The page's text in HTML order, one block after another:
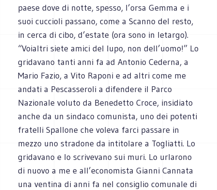
paese dove di notte, spesso, l’orsa Gemma e i
suoi cuccioli passano, come a Scanno del resto,
in cerca di cibo, d’estate (ora sono in letargo).
“Voialtri siete amici del lupo, non dell’uomo!” Lo
gridavano tanti anni fa ad Antonio Cederna, a
Mario Fazio, a Vito Raponi e ad altri come me
andati a Pescasseroli a difendere il Parco
Nazionale voluto da Benedetto Croce, insidiato
anche da un sindaco comunista, uno dei potenti
fratelli Spallone che voleva farci passare in
mezzo uno stradone da intitolare a Togliatti. Lo
gridavano e lo scrivevano sui muri. Lo urlarono
di nuovo a me e all’economista Gianni Cannata
una ventina di anni fa nel consiglio comunale di